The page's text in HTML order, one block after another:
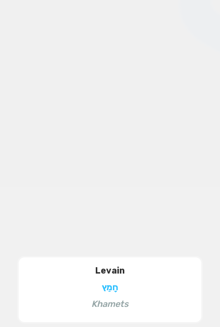
Levain
חָמֵץ
Khamets